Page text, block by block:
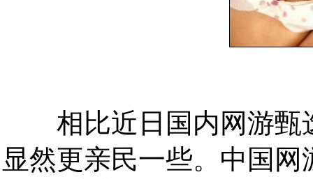
相比近日国内网游甄
显然更亲民一些。中国